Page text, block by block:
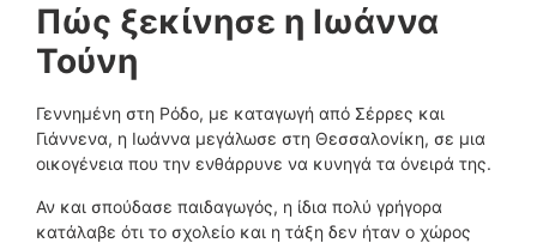
Πώς ξεκίνησε η Ιωάννα
Τούνη
Γεννημένη στη Ρόδο, με καταγωγή από Σέρρες και
Γιάννενα, η Ιωάννα μεγάλωσε στη Θεσσαλονίκη, σε μια
οικογένεια που την ενθάρρυνε να κυνηγά τα όνειρά της.
Αν και σπούδασε παιδαγωγός, η ίδια πολύ γρήγορα
κατάλαβε ότι το σχολείο και η τάξη δεν ήταν ο χώρος